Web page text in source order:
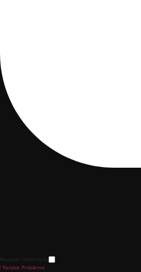
Receber Notificação
! Relatar Problema